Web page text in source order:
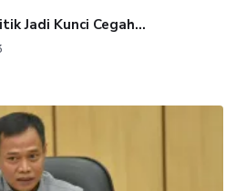
Jadi Kunci Cegah...